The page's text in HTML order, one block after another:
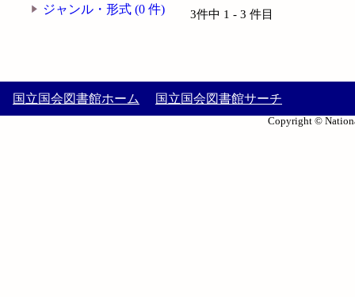
ジャンル・形式 (0 件)
3件中 1 - 3 件目
国立国会図書館ホーム 国立国会図書館サーチ
Copyright ©